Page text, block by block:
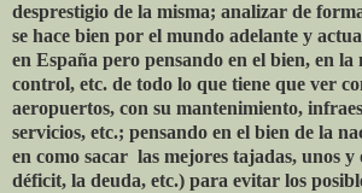
desprestigio de la misma; analizar de
se hace bien por el mundo adelante y
en España pero pensando en el bien, en la
control, etc. de todo lo que tiene que ver
aeropuertos, con su mantenimiento,
servicios, etc.; pensando en el bien de la
en como sacar las mejores tajadas, unos y
déficit, la deuda, etc.) para evitar los